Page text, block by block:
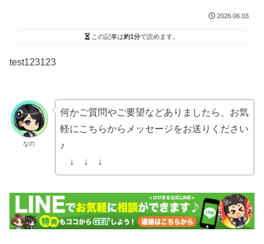
2026.06.03
この記事は約1分で読めます。
test123123
なの
何かご質問やご要望などありましたら、お気
軽にこちらからメッセージをお送りください
♪
↓ ↓ ↓